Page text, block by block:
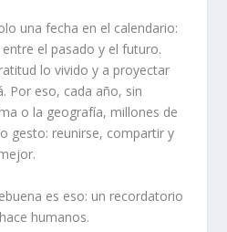
una fecha en el calendario:
el pasado y el futuro.
lo vivido y a proyectar
Por eso, cada año, sin
o la geografía, millones de
gesto: reunirse, compartir y
es eso: un recordatorio
humanos.